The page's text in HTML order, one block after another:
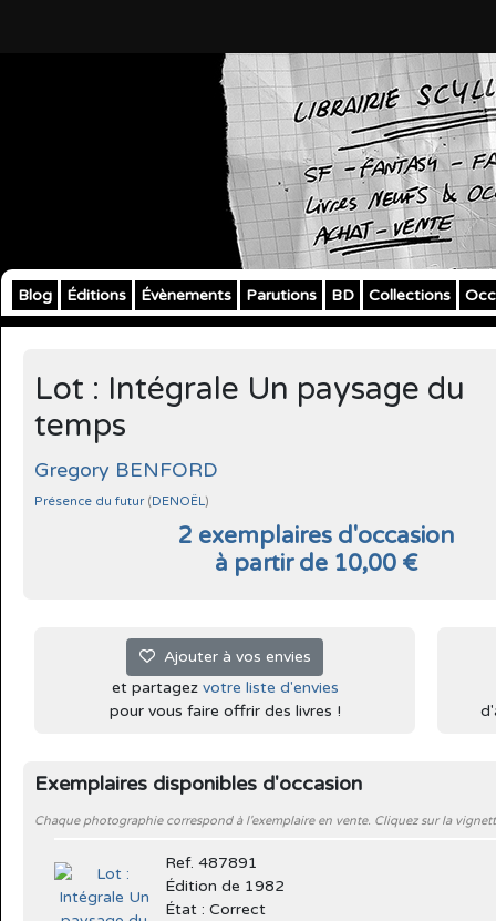
Blog Éditions Évènements Parutions BD Collections
Lot : Intégrale Un paysage du
temps
Gregory BENFORD
Présence du futur (DENOËL)
2 exemplaires d'occasion
à partir de 10,00 €
Ajouter à vos envies
et partagez votre liste d'envies
pour vous faire offrir des livres !
Exemplaires disponibles d'occasion
Chaque photographie correspond à l'exemplaire en vente. Cliquez sur la
Ref. 487891
Édition de 1982
État : Correct